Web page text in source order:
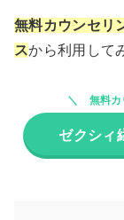
無料カウンセリ
スから利用して
無料
ゼクシィ